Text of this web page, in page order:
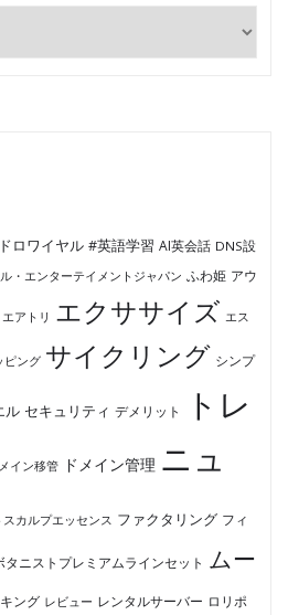
ロワイヤル #英語学習 AI英会話 DNS設
・エンターテイメントジャパン ふわ姫 アウ
エアトリ エクササイズ エス
ピング サイクリング シンプ
ル セキュリティ デメリット
トレ
イン移管 ドメイン管理 ニュ
カルプエッセンス ファクタリング フィ
タニストプレミアムラインセット ムー
ング レビュー レンタルサーバー ロリポ